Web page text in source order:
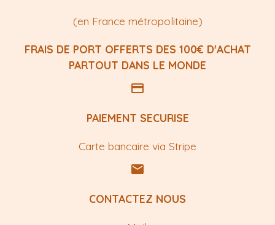
(en France métropolitaine)
FRAIS DE PORT OFFERTS DES 100€ D'ACHAT
PARTOUT DANS LE MONDE
PAIEMENT SECURISE
Carte bancaire via Stripe
CONTACTEZ NOUS